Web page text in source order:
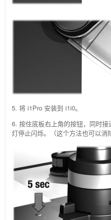
5. 将 i1Pro 安装到 i1i0。
6. 按住底板右上角的按钮，同时
灯停止闪烁。（这个方法也可以消